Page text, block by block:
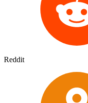
Reddit